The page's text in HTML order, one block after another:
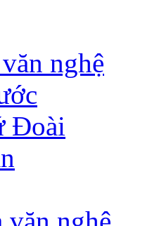
nghệ
Đoài